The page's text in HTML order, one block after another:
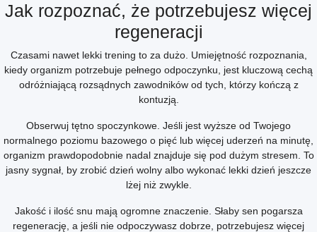
Jak rozpoznać, że potrzebujesz więcej
regeneracji
Czasami nawet lekki trening to za dużo. Umiejętność rozpoznania,
kiedy organizm potrzebuje pełnego odpoczynku, jest kluczową cechą
odróżniającą rozsądnych zawodników od tych, którzy kończą z
kontuzją.
Obserwuj tętno spoczynkowe. Jeśli jest wyższe od Twojego
normalnego poziomu bazowego o pięć lub więcej uderzeń na minutę,
organizm prawdopodobnie nadal znajduje się pod dużym stresem. To
jasny sygnał, by zrobić dzień wolny albo wykonać lekki dzień jeszcze
lżej niż zwykle.
Jakość i ilość snu mają ogromne znaczenie. Słaby sen pogarsza
regenerację, a jeśli nie odpoczywasz dobrze, potrzebujesz więcej